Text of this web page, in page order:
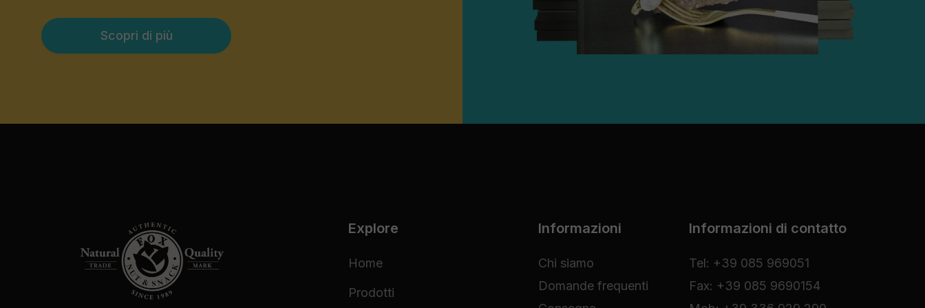
Scopri di più
Explore
Home
Prodotti
Informazioni
Chi siamo
Domande frequenti
Informazioni di contatto
Tel: +39 085 969051
Fax: +39 085 9690154